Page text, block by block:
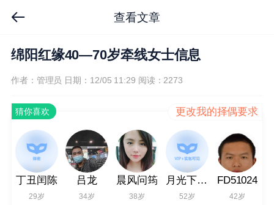
查看文章
绵阳红缘40—70岁牵线女士信息
作者：管理员 日期：12/05 11:29 阅读：2273
猜你喜欢 更改我的择偶要求
丁丑闰陈
29岁
吕龙
34岁
晨风问筠
38岁
月光下独酌
52岁
FD51024
42岁